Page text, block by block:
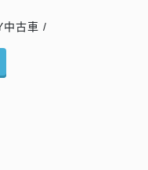
中古車 /